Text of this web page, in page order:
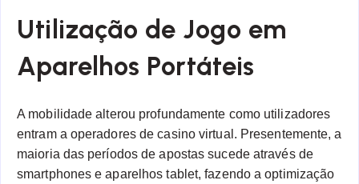
Utilização de Jogo em
Aparelhos Portáteis
A mobilidade alterou profundamente como utilizadores
entram a operadores de casino virtual. Presentemente, a
maioria das períodos de apostas sucede através de
smartphones e aparelhos tablet, fazendo a optimização